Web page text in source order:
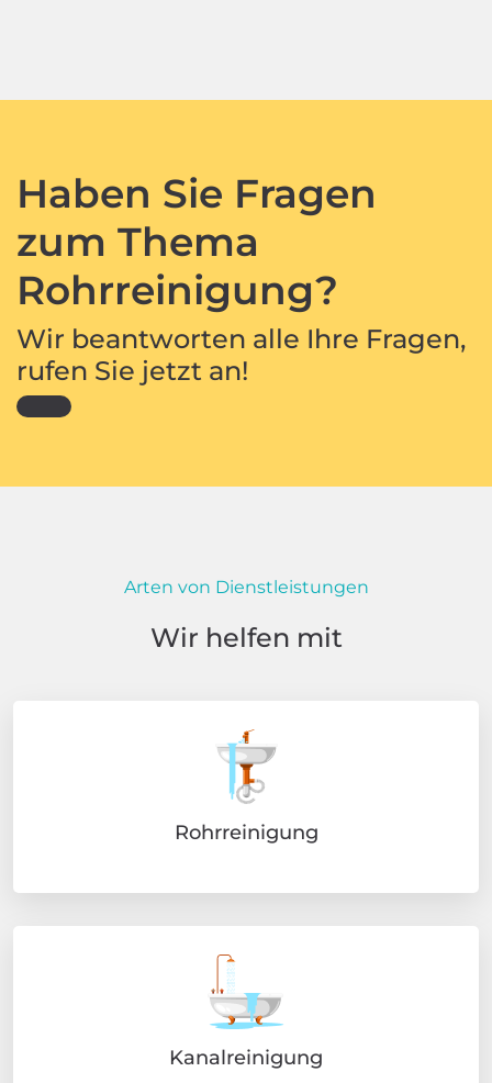
Haben Sie Fragen
zum Thema
Rohrreinigung?
Wir beantworten alle Ihre Fragen,
rufen Sie jetzt an!
Arten von Dienstleistungen
Wir helfen mit
Rohrreinigung
Kanalreinigung